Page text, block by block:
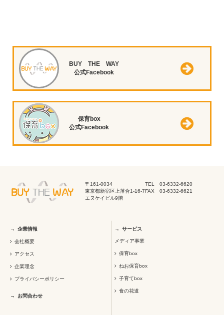
BUY THE WAY
公式Facebook
保育box
公式Facebook
〒161-0034
東京都新宿区上落合1-16-7
エヌケイビル9階
TEL 03-6332-6620
FAX 03-6332-6621
企業情報
会社概要
アクセス
企業理念
プライバシーポリシー
お問合わせ
サービス
メディア事業
保育box
ねお保育box
子育てbox
食の花道